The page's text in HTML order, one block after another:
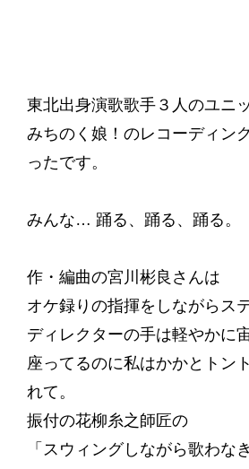
東北出身演歌歌手３人のユニッ
みちのく娘！のレコーディン
ったです。
みんな… 踊る、踊る、踊る。
作・編曲の宮川彬良さんは
オケ録りの指揮をしながらス
ディレクターの手は軽やかに
座ってるのに私はかかとトン
れて。
振付の花柳糸之師匠の
「スウィングしながら歌わな